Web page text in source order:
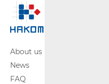
About us
News
FAQ